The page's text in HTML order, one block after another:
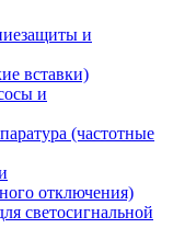
и
вставки)
и
(частотные
отключения)
светосигнальной